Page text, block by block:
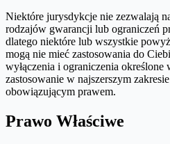
Niektóre jurysdykcje nie zezwalają
rodzajów gwarancji lub ograniczeń
dlatego niektóre lub wszystkie
mogą nie mieć zastosowania do
wyłączenia i ograniczenia określone
zastosowanie w najszerszym
obowiązującym prawem.
Prawo Właściwe